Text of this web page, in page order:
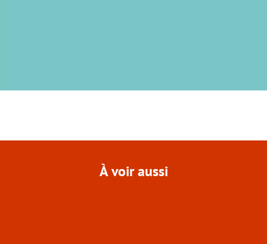
À voir aussi